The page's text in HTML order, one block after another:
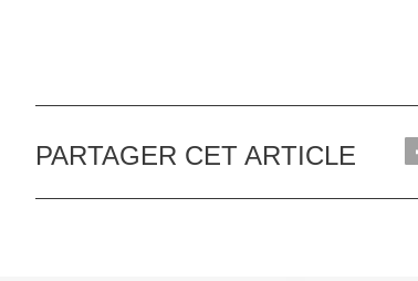
PARTAGER CET ARTICLE